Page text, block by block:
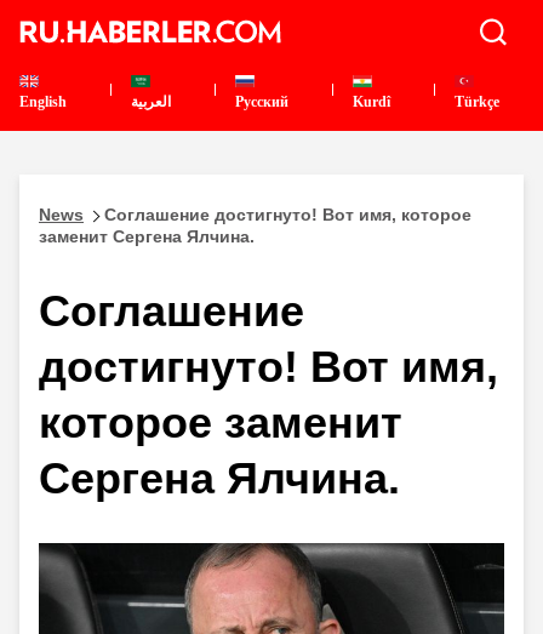
English العربية Pусский Kurdî Türkçe
News
Соглашение достигнуто! Вот имя, которое
заменит Сергена Ялчина.
Соглашение
достигнуто! Вот имя,
которое заменит
Сергена Ялчина.